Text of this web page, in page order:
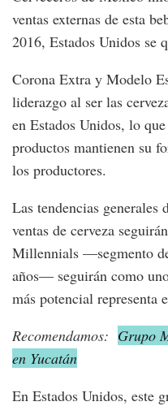
ventas externas de esta
2016, Estados Unidos se
Corona Extra y Modelo
liderazgo al ser las
en Estados Unidos, lo
productos mantienen su
los productores.
Las tendencias
ventas de cerveza
Millennials —segmento
años— seguirán como
más potencial representa
Recomendamos: Grupo
en Yucatán
En Estados Unidos, este